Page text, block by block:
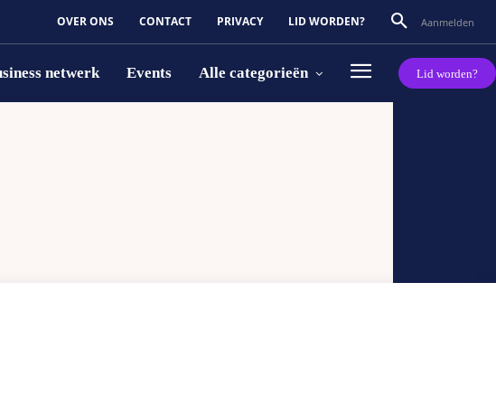
OVER ONS CONTACT PRIVACY LID WORDEN? Aanmelden
netwerk Events Alle categorieën Lid worden?